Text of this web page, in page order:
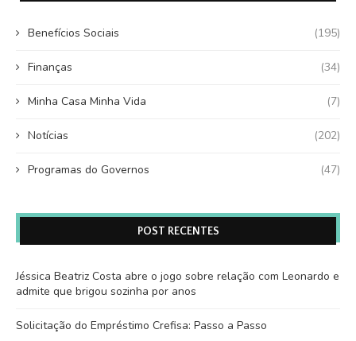
Benefícios Sociais (195)
Finanças (34)
Minha Casa Minha Vida (7)
Notícias (202)
Programas do Governos (47)
POST RECENTES
Jéssica Beatriz Costa abre o jogo sobre relação com Leonardo e
admite que brigou sozinha por anos
Solicitação do Empréstimo Crefisa: Passo a Passo